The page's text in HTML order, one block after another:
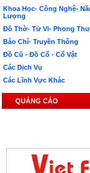
Khoa Học- Công Nghệ-
Lượng
Đồ Thờ- Tử Vi- Phong
Báo Chí- Truyền Thông
Đồ Cũ - Đồ Cổ - Cổ Vật
Các Dịch Vụ
Các Lĩnh Vực Khác
QUẢNG CÁO